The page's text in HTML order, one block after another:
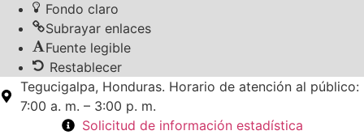
Fondo claro
Subrayar enlaces
Fuente legible
Restablecer
Tegucigalpa, Honduras. Horario de atención al público:
7:00 a. m. – 3:00 p. m.
Solicitud de información estadística